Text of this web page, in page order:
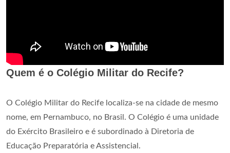
Quem é o Colégio Militar do Recife?
O Colégio Militar do Recife localiza-se na cidade de mesmo
nome, em Pernambuco, no Brasil. O Colégio é uma unidade
do Exército Brasileiro e é subordinado à Diretoria de
Educação Preparatória e Assistencial.